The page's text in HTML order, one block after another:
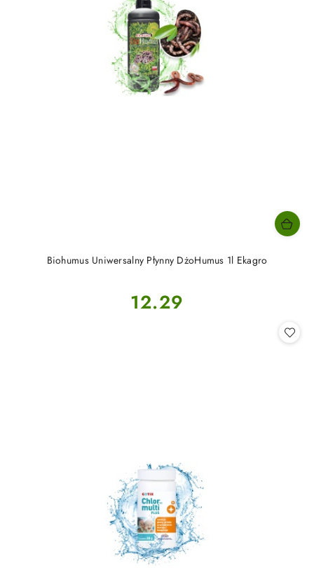
Biohumus Uniwersalny Płynny DżoHumus 1l Ekagro
Cena:
12.29